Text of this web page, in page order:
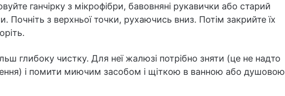
ганчірку з мікрофібри, бавовняні рукавички або старий
Почніть з верхньої точки, рухаючись вниз. Потім закрийте їх
глибоку чистку. Для неї жалюзі потрібно зняти (це не надто
і помити миючим засобом і щіткою в ванною або душовою